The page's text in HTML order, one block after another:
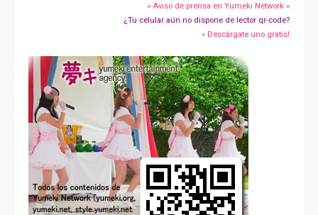
» Aviso de prensa en Yumeki Network »
¿Tu celular aún no dispone de lector qr-code?
» Descárgate uno gratis!